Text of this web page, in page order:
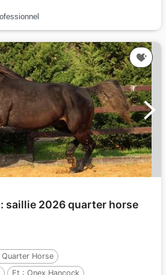
saillie 2026 quarter horse
Quarter Horse
Et : Onex Hancock